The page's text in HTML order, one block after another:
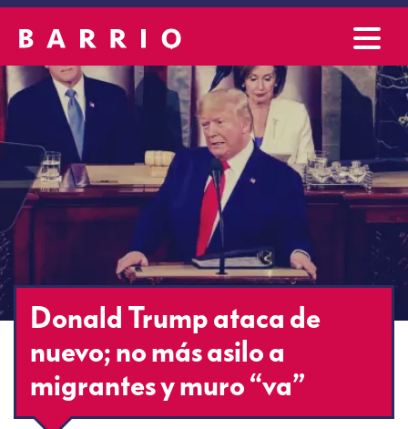
Donald Trump ataca de
nuevo; no más asilo a
migrantes y muro “va”